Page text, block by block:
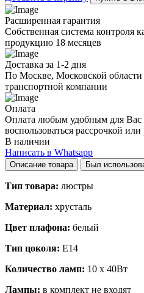
Расширенная гарантия
Собственная система контроля
продукцию 18 месяцев
Доставка за 1-2 дня
По Москве, Московской
транспортной компании
Оплата
Оплата любым удобным для Вас
воспользоваться рассрочкой
В наличии
Написать в Whatsapp
Описание товара Был
Тип товара: люстры
Материал: хрусталь
Цвет плафона: белый
Тип цоколя: E14
Количество ламп: 10 х 40Вт
Лампы: в комплект не входят